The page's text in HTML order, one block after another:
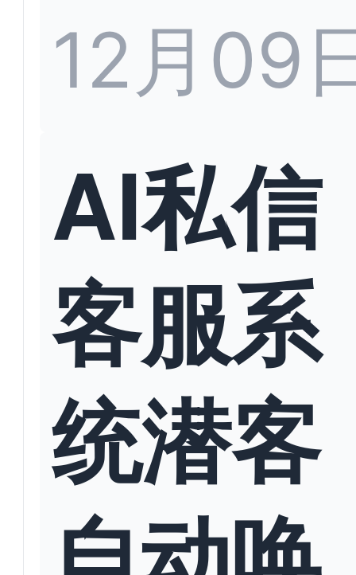
12月09
AI私信
客服系
统潜客